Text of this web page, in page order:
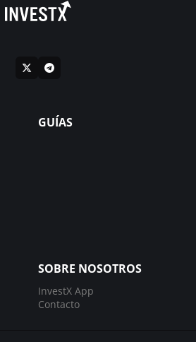
GUÍAS
SOBRE NOSOTROS
InvestX App
Contacto